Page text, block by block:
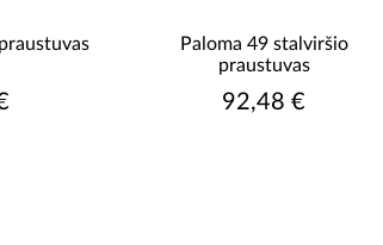
Paloma 49 stalviršio
praustuvas
92,48 €